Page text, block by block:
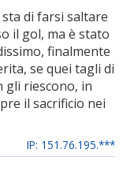
di farsi saltare
il gol, ma è stato
finalmente
se quei tagli di
gli riescono, in
il sacrificio nei
IP: 151.76.195.***